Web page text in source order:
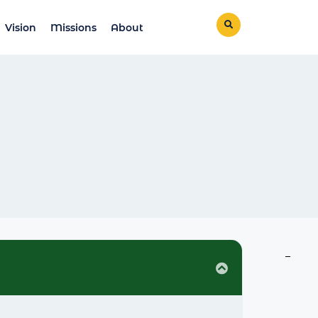
Vision Missions About